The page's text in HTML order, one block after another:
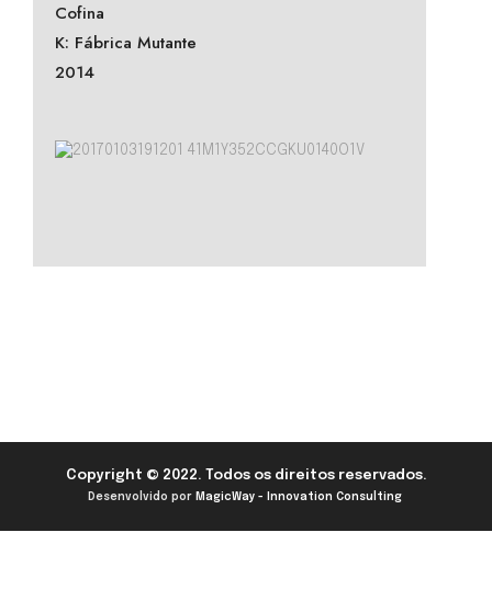
Cofina
K: Fábrica Mutante
2014
Copyright © 2022. Todos os direitos reservados.
Desenvolvido por MagicWay - Innovation Consulting